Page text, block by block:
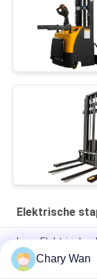
Elektrische
Lage Elektrische
2000kgChary Wan